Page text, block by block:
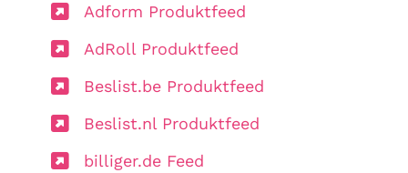
Adform Produktfeed
AdRoll Produktfeed
Beslist.be Produktfeed
Beslist.nl Produktfeed
billiger.de Feed